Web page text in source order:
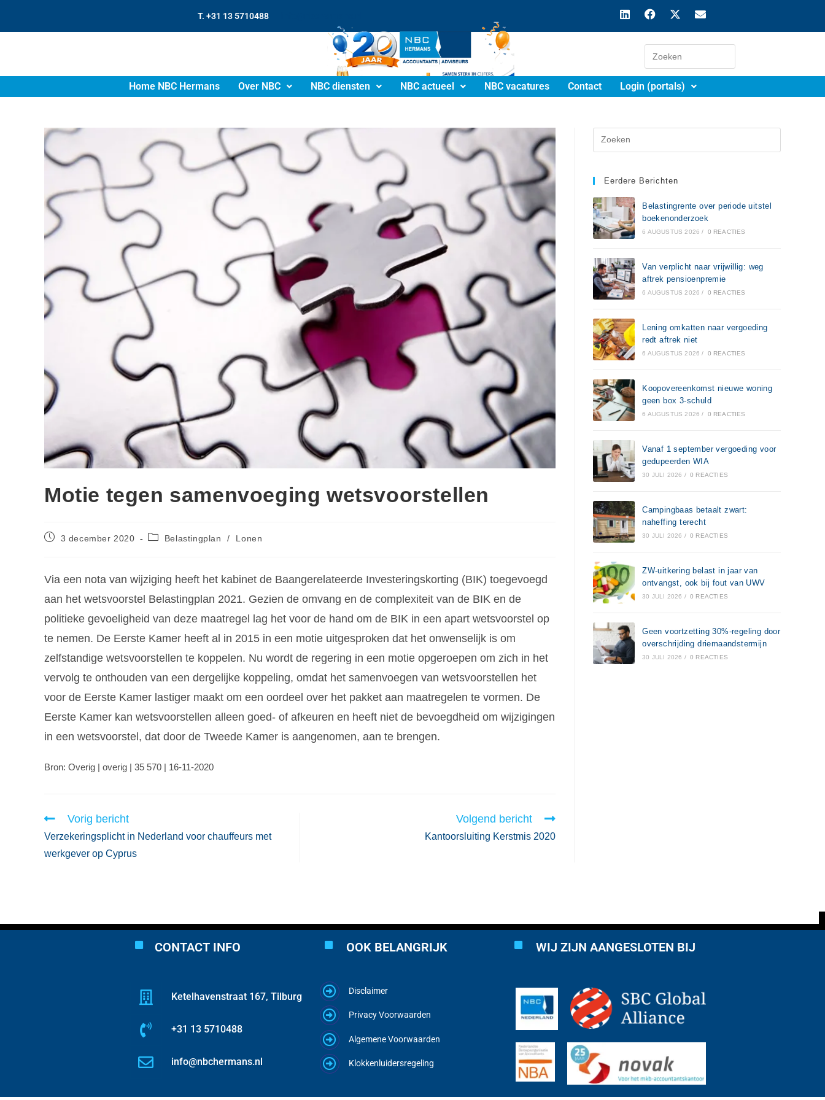
T. +31 13 5710488
Home NBC Hermans Over NBC NBC diensten NBC actueel NBC vacatures Contact Login (portals)
Motie tegen samenvoeging wetsvoorstellen
3 december 2020 Belastingplan / Lonen
Via een nota van wijziging heeft het kabinet de Baangerelateerde Investeringskorting (BIK) toegevoegd
aan het wetsvoorstel Belastingplan 2021. Gezien de omvang en de complexiteit van de BIK en de
politieke gevoeligheid van deze maatregel lag het voor de hand om de BIK in een apart wetsvoorstel op
te nemen. De Eerste Kamer heeft al in 2015 in een motie uitgesproken dat het onwenselijk is om
zelfstandige wetsvoorstellen te koppelen. Nu wordt de regering in een motie opgeroepen om zich in het
vervolg te onthouden van een dergelijke koppeling, omdat het samenvoegen van wetsvoorstellen het
voor de Eerste Kamer lastiger maakt om een oordeel over het pakket aan maatregelen te vormen. De
Eerste Kamer kan wetsvoorstellen alleen goed- of afkeuren en heeft niet de bevoegdheid om wijzigingen
in een wetsvoorstel, dat door de Tweede Kamer is aangenomen, aan te brengen.
Bron: Overig | overig | 35 570 | 16-11-2020
Vorig bericht
Verzekeringsplicht in Nederland voor chauffeurs met
werkgever op Cyprus
Volgend bericht
Kantoorsluiting Kerstmis 2020
Eerdere Berichten
Belastingrente over periode uitstel
boekenonderzoek
6 AUGUSTUS 2026 / 0 REACTIES
Van verplicht naar vrijwillig: weg
aftrek pensioenpremie
6 AUGUSTUS 2026 / 0 REACTIES
Lening omkatten naar vergoeding
redt aftrek niet
6 AUGUSTUS 2026 / 0 REACTIES
Koopovereenkomst nieuwe woning
geen box 3-schuld
6 AUGUSTUS 2026 / 0 REACTIES
Vanaf 1 september vergoeding voor
gedupeerden WIA
30 JULI 2026 / 0 REACTIES
Campingbaas betaalt zwart:
naheffing terecht
30 JULI 2026 / 0 REACTIES
ZW-uitkering belast in jaar van
ontvangst, ook bij fout van UWV
30 JULI 2026 / 0 REACTIES
Geen voortzetting 30%-regeling door
overschrijding driemaandstermijn
30 JULI 2026 / 0 REACTIES
CONTACT INFO
Ketelhavenstraat 167, Tilburg
+31 13 5710488
info@nbchermans.nl
OOK BELANGRIJK
Disclaimer
Privacy Voorwaarden
Algemene Voorwaarden
Klokkenluidersregeling
WIJ ZIJN AANGESLOTEN BIJ